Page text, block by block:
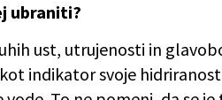
ubraniti?
ust, utrujenosti in
indikator svoje